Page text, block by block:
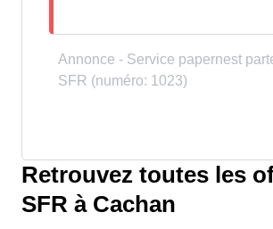
Retrouvez toutes les
SFR à Cachan